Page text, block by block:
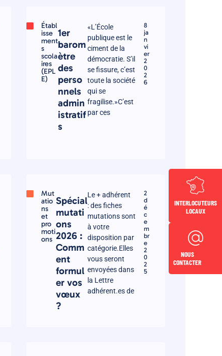
Établ
isse
ment
s
scola
ires
(EPL
E)
1er
barom
ètre
des
perso
nnels
admin
istratif
s
«L’École
publique est le
ciment de la
démocratie. S’il
se fissure, c’est
toute la société
qui se
fragilise.»C’est
par ces
8
ja
n
vi
er
2
0
2
6
Mut
atio
ns
et
pro
moti
ons
Spécial
mutati
ons
2026 :
Comm
ent
formul
er vos
vœux
?
Le + adhérent
: des fiches
mutations sont
à votre
disposition par
catégorie.Elles
vous seront
envoyées dans
la Lettre
adhérent.es de
2
d
é
c
e
m
br
e
2
0
2
5
INTERLOCUTEURS
LOCAUX
NOUS
CONTACTER